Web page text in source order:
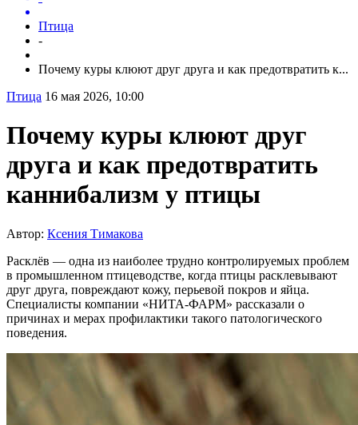
Птица
-
Почему куры клюют друг друга и как предотвратить к...
Птица 16 мая 2026, 10:00
Почему куры клюют друг
друга и как предотвратить
каннибализм у птицы
Автор: Ксения Тимакова
Расклёв — одна из наиболее трудно контролируемых проблем
в промышленном птицеводстве, когда птицы расклевывают
друг друга, повреждают кожу, перьевой покров и яйца.
Специалисты компании «НИТА-ФАРМ» рассказали о
причинах и мерах профилактики такого патологического
поведения.